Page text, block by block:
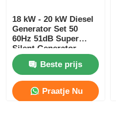
afvalwaterpomp
18 kW - 20 kW Diesel
Generator Set 50
60Hz 51dB Super
Silent Generator
RDE25SS3
Beste prijs
Praatje Nu